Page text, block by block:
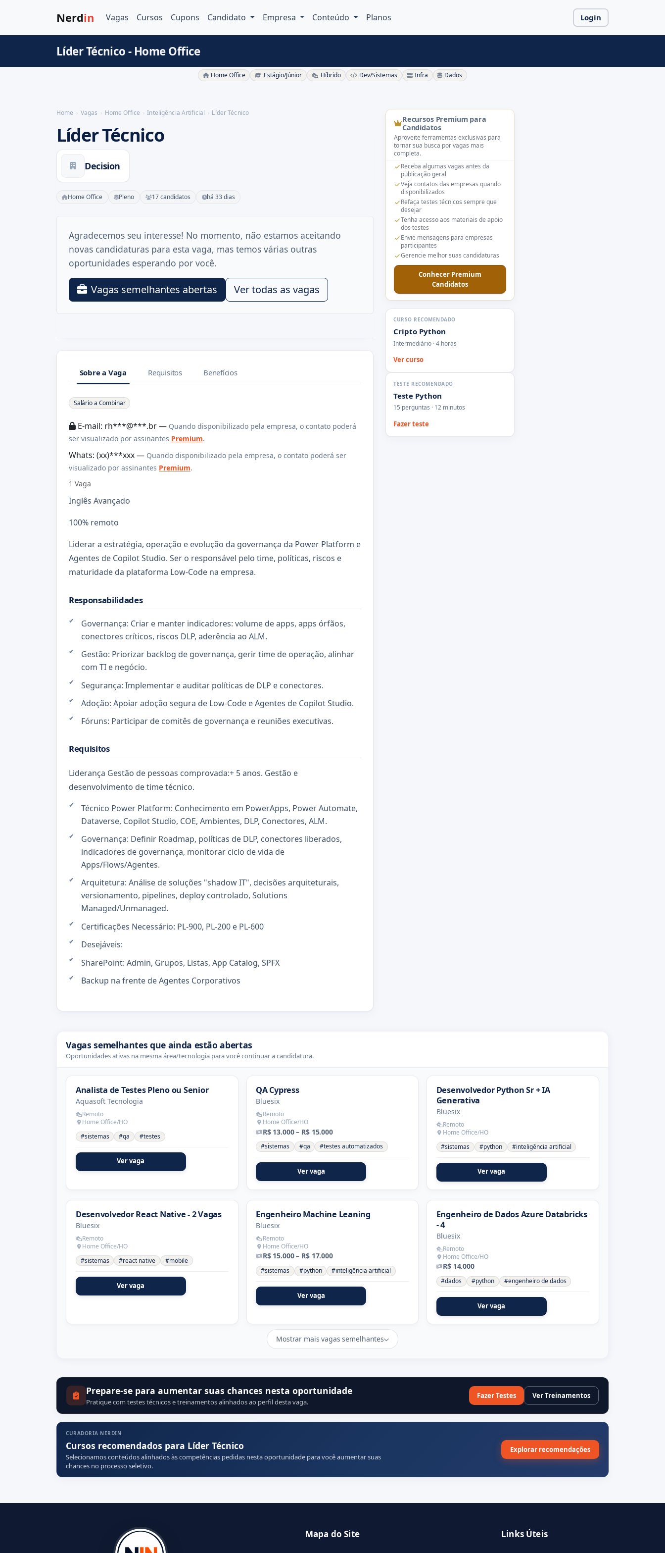
Nerdin Vagas Cursos Cupons Candidato Empresa Conteúdo Planos Login
Líder Técnico - Home Office
Home Office Estágio/Júnior Híbrido Dev/Sistemas Infra Dados
Home Vagas Home Office Inteligência Artificial Líder Técnico
Líder Técnico
Decision
Home Office Pleno 17 candidatos há 33 dias
Agradecemos seu interesse! No momento, não estamos aceitando
novas candidaturas para esta vaga, mas temos várias outras
oportunidades esperando por você.
Vagas semelhantes abertas Ver todas as vagas
Sobre a Vaga Requisitos Benefícios
Sobre a Vaga
Salário a Combinar
E-mail: rh***@***.br — Quando disponibilizado pela empresa, o contato poderá
ser visualizado por assinantes Premium.
Whats: (xx)***xxx — Quando disponibilizado pela empresa, o contato poderá ser
visualizado por assinantes Premium.
1 Vaga
Inglês Avançado
100% remoto
Liderar a estratégia, operação e evolução da governança da Power Platform e
Agentes de Copilot Studio. Ser o responsável pelo time, políticas, riscos e
maturidade da plataforma Low-Code na empresa.
Responsabilidades
Governança: Criar e manter indicadores: volume de apps, apps órfãos,
conectores críticos, riscos DLP, aderência ao ALM.
Gestão: Priorizar backlog de governança, gerir time de operação, alinhar
com TI e negócio.
Segurança: Implementar e auditar políticas de DLP e conectores.
Adoção: Apoiar adoção segura de Low-Code e Agentes de Copilot Studio.
Fóruns: Participar de comitês de governança e reuniões executivas.
Requisitos
Liderança Gestão de pessoas comprovada:+ 5 anos. Gestão e
desenvolvimento de time técnico.
Técnico Power Platform: Conhecimento em PowerApps, Power Automate,
Dataverse, Copilot Studio, COE, Ambientes, DLP, Conectores, ALM.
Governança: Definir Roadmap, políticas de DLP, conectores liberados,
indicadores de governança, monitorar ciclo de vida de
Apps/Flows/Agentes.
Arquitetura: Análise de soluções "shadow IT", decisões arquiteturais,
versionamento, pipelines, deploy controlado, Solutions
Managed/Unmanaged.
Certificações Necessário: PL-900, PL-200 e PL-600
Desejáveis:
SharePoint: Admin, Grupos, Listas, App Catalog, SPFX
Backup na frente de Agentes Corporativos
Recursos Premium para
Candidatos
Aproveite ferramentas exclusivas para
tornar sua busca por vagas mais
completa.
Receba algumas vagas antes da
publicação geral
Veja contatos das empresas quando
disponibilizados
Refaça testes técnicos sempre que
desejar
Tenha acesso aos materiais de apoio
dos testes
Envie mensagens para empresas
participantes
Gerencie melhor suas candidaturas
Conhecer Premium
Candidatos
CURSO RECOMENDADO
Cripto Python
Intermediário · 4 horas
Ver curso
TESTE RECOMENDADO
Teste Python
15 perguntas · 12 minutos
Fazer teste
Vagas semelhantes que ainda estão abertas
Oportunidades ativas na mesma área/tecnologia para você continuar a candidatura.
Analista de Testes Pleno ou Senior
Aquasoft Tecnologia
Remoto
Home Office/HO
#sistemas
#qa #testes
Ver vaga
QA Cypress
Bluesix
Remoto
Home Office/HO
R$ 13.000 – R$ 15.000
#sistemas #qa #testes automatizados
Ver vaga
Desenvolvedor Python Sr + IA
Generativa
Bluesix
Remoto
Home Office/HO
#sistemas
#python #inteligência artificial
Ver vaga
Desenvolvedor React Native - 2 Vagas
Bluesix
Remoto
Home Office/HO
#sistemas
#react native #mobile
Ver vaga
Engenheiro Machine Leaning
Bluesix
Remoto
Home Office/HO
R$ 15.000 – R$ 17.000
#sistemas #python #inteligência artificial
Ver vaga
Engenheiro de Dados Azure Databricks
- 4
Bluesix
Remoto
Home Office/HO
R$ 14.000
#dados #python #engenheiro de dados
Ver vaga
Mostrar mais vagas semelhantes
Prepare-se para aumentar suas chances nesta oportunidade
Pratique com testes técnicos e treinamentos alinhados ao perfil desta vaga.
Fazer Testes Ver Treinamentos
CURADORIA NERDIN
Cursos recomendados para Líder Técnico
Selecionamos conteúdos alinhados às competências pedidas nesta oportunidade para você aumentar suas
chances no processo seletivo.
Explorar recomendações
Mapa do Site Links Úteis